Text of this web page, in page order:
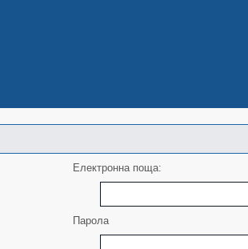
Електронна поща:
Парола